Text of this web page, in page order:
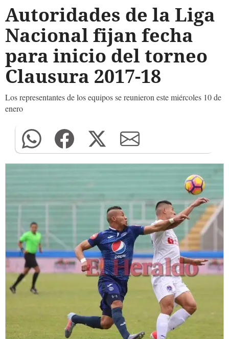
Autoridades de la Liga
Nacional fijan fecha
para inicio del torneo
Clausura 2017-18
Los representantes de los equipos se reunieron este miércoles 10 de
enero